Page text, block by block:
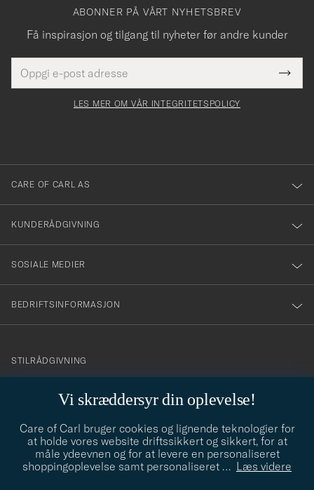
Vi skræddersyr din oplevelse!
Care of Carl bruger cookies og lignende teknologier for
at holde vores website driftssikkert og sikkert, for at
måle ydeevnen og for at levere en personaliseret
shoppingoplevelse samt personaliseret … Læs videre
ABONNER PÅ VÅRT NYHETSBREV
Få inspirasjon og tilgang til nyheter før andre kunder
postadresse
felt
Tack
för
dig
till
vårt
nyhetsbrev!
LES MER OM VÅR INTEGRITETSPOLICY
CARE OF CARL AS
KUNDERÅDGIVNING
SOSIALE MEDIER
BEDRIFTSINFORMASJON
info@careofcarl.no
STILRÅDGIVNING
STILRÅDGIVNING